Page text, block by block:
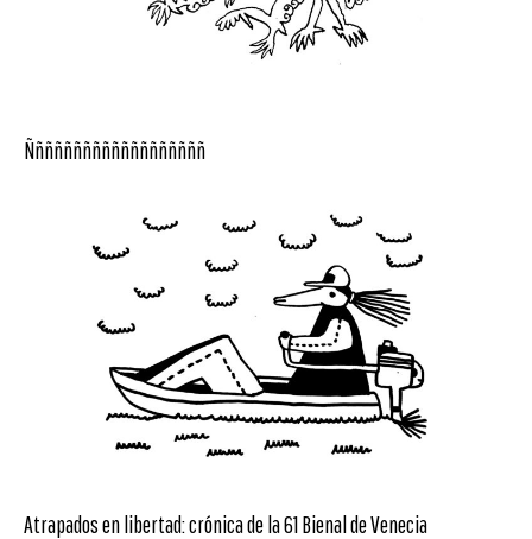
Ñññññññññññññññññññ
Atrapados en libertad: crónica de la 61 Bienal de Venecia